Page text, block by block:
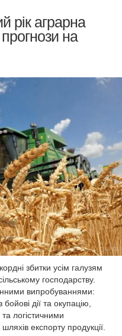
рік аграрна
прогнози на
збитки усім галузям
господарству.
випробуваннями:
дії та окупацію,
логістичними
експорту продукції.